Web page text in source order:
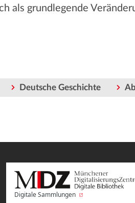
als grundlegende
Deutsche Geschichte
Digitale Sammlungen